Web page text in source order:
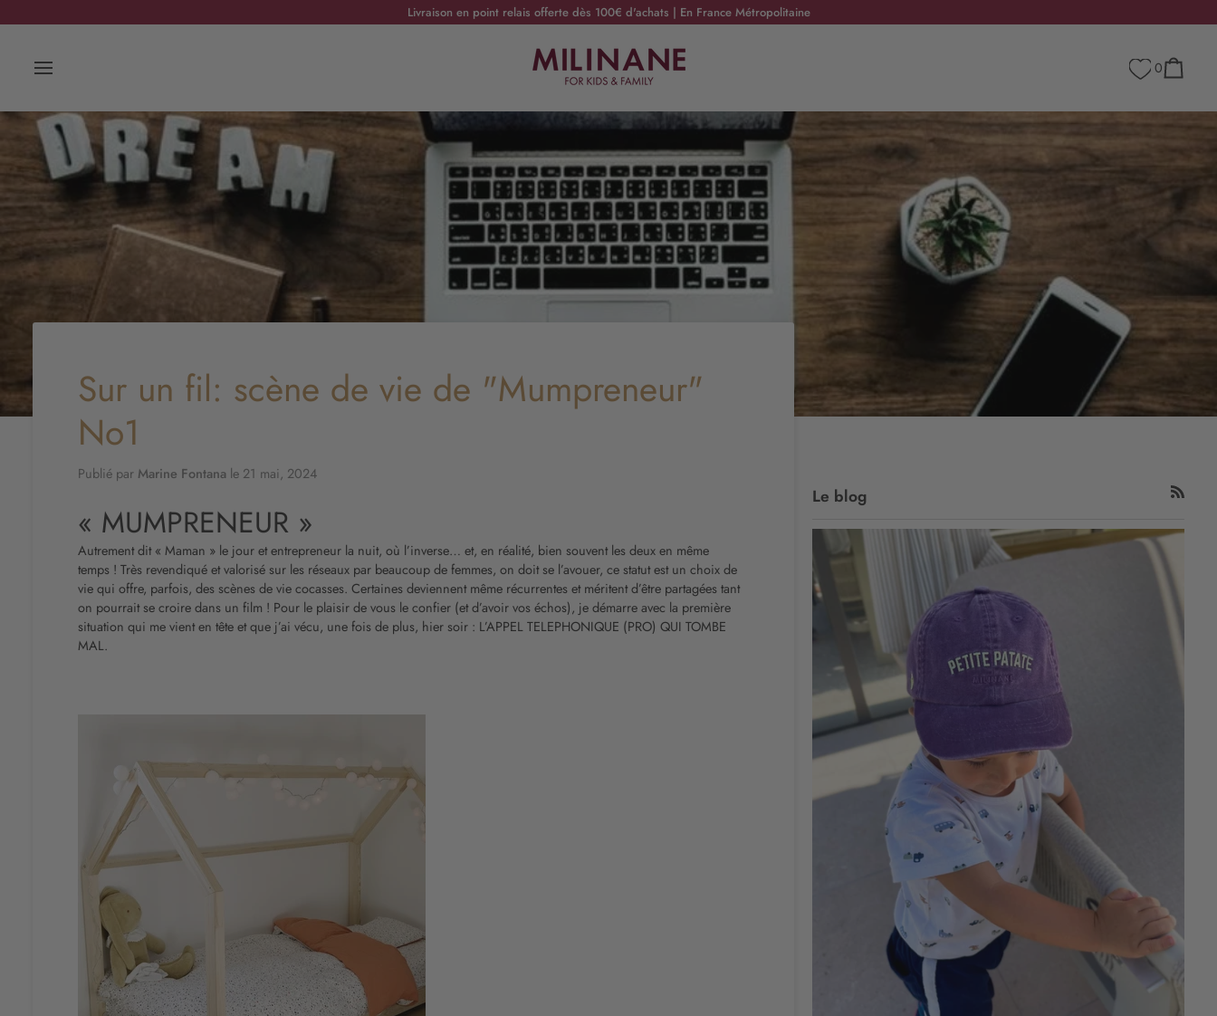
au
Livraison en point relais offerte dès 100€ d'achats | En France Métropolitaine
0
Sur un fil: scène de vie de "Mumpreneur"
No1
Publié par Marine Fontana le 21 mai, 2024
« MUMPRENEUR »
Autrement dit « Maman » le jour et entrepreneur la nuit, où l’inverse… et, en réalité, bien souvent les deux en même
temps ! Très revendiqué et valorisé sur les réseaux par beaucoup de femmes, on doit se l’avouer, ce statut est un choix de
vie qui offre, parfois, des scènes de vie cocasses. Certaines deviennent même récurrentes et méritent d’être partagées tant
on pourrait se croire dans un film ! Pour le plaisir de vous le confier (et d’avoir vos échos), je démarre avec la première
situation qui me vient en tête et que j’ai vécu, une fois de plus, hier soir : L’APPEL TELEPHONIQUE (PRO) QUI TOMBE
MAL.
Le blog